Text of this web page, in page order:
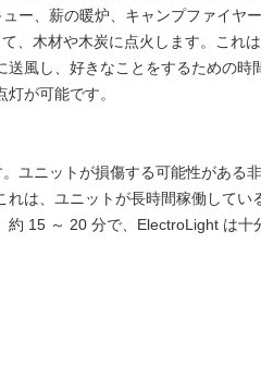
ー、薪の暖炉、キャンプファイヤ
、木材や木炭に点火します。これ
風し、好きなことをするための
が可能です。
ユニットが損傷する可能性がある
は、ユニットが長時間稼働して
15 ～ 20 分で、ElectroLight は十